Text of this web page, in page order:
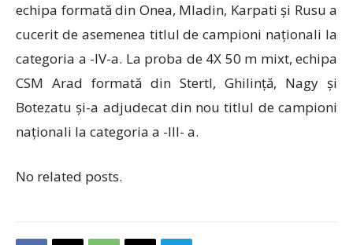
echipa formată din Onea, Mladin, Karpati și Rusu a
cucerit de asemenea titlul de campioni naționali la
categoria a -IV-a. La proba de 4X 50 m mixt, echipa
CSM Arad formată din Stertl, Ghilință, Nagy și
Botezatu și-a adjudecat din nou titlul de campioni
naționali la categoria a -III- a.
No related posts.